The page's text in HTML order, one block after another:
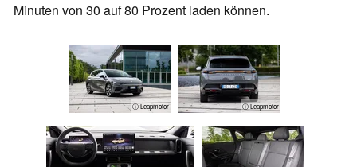
Minuten von 30 auf 80 Prozent laden können.
ⓘ Leapmotor ⓘ Leapmotor